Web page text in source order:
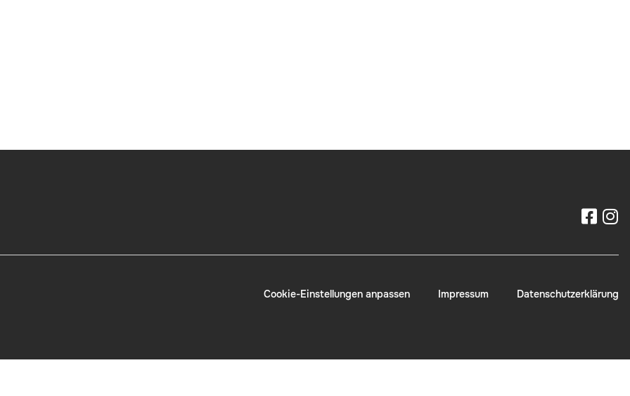
Cookie-Einstellungen anpassen Impressum Datenschutzerklärung